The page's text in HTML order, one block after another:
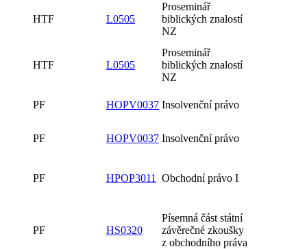
HTF L0505
Proseminář
biblických znalostí
NZ
HTF L0505
Proseminář
biblických znalostí
NZ
PF HOPV0037 Insolvenční právo
PF HOPV0037 Insolvenční právo
PF HPOP3011 Obchodní právo I
PF HS0320
Písemná část státní
závěrečné zkoušky
z obchodního práva